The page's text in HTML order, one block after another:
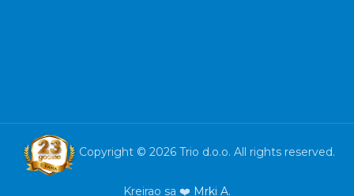
Copyright © 2026 Trio d.o.o. All rights reserved.
Kreirao sa ❤️ Mrki A.